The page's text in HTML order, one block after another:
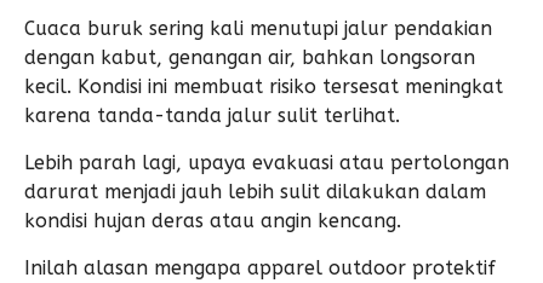
Cuaca buruk sering kali menutupi jalur pendakian
dengan kabut, genangan air, bahkan longsoran
kecil. Kondisi ini membuat risiko tersesat meningkat
karena tanda-tanda jalur sulit terlihat.
Lebih parah lagi, upaya evakuasi atau pertolongan
darurat menjadi jauh lebih sulit dilakukan dalam
kondisi hujan deras atau angin kencang.
Inilah alasan mengapa apparel outdoor protektif